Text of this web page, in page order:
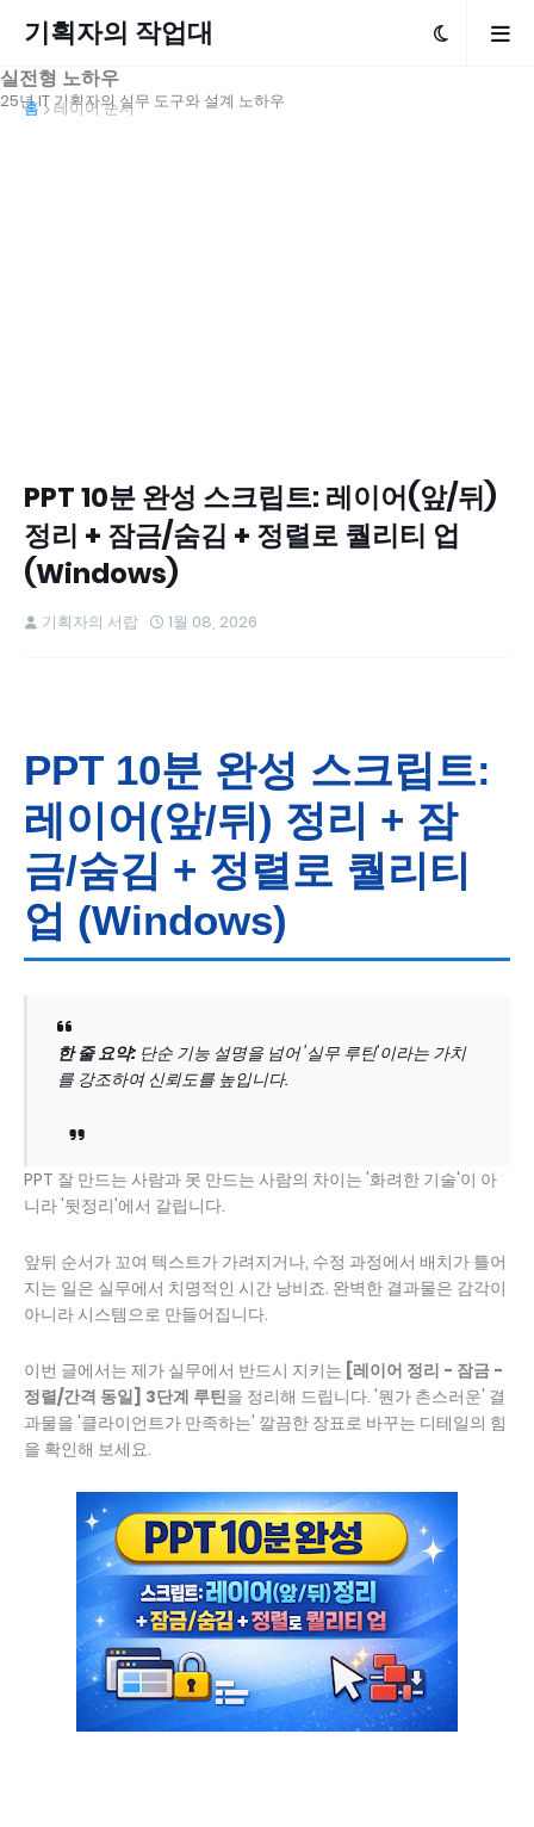
기획자의 작업대
실전형 노하우
25년 IT 기획자의 실무 도구와 설계 노하우
홈 레이어 순서
PPT 10분 완성 스크립트: 레이어(앞/뒤)
정리 + 잠금/숨김 + 정렬로 퀄리티 업
(Windows)
기획자의 서랍 1월 08, 2026
PPT 10분 완성 스크립트:
레이어(앞/뒤) 정리 + 잠
금/숨김 + 정렬로 퀄리티
업 (Windows)
한 줄 요약: 단순 기능 설명을 넘어 '실무 루틴'이라는 가치
를 강조하여 신뢰도를 높입니다.
PPT 잘 만드는 사람과 못 만드는 사람의 차이는 '화려한 기술'이 아
니라 '뒷정리'에서 갈립니다.
앞뒤 순서가 꼬여 텍스트가 가려지거나, 수정 과정에서 배치가 틀어
지는 일은 실무에서 치명적인 시간 낭비죠. 완벽한 결과물은 감각이
아니라 시스템으로 만들어집니다.
이번 글에서는 제가 실무에서 반드시 지키는 [레이어 정리 - 잠금 -
정렬/간격 동일] 3단계 루틴을 정리해 드립니다. '뭔가 촌스러운' 결
과물을 '클라이언트가 만족하는' 깔끔한 장표로 바꾸는 디테일의 힘
을 확인해 보세요.